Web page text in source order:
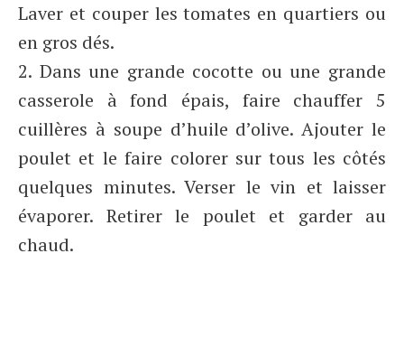
Laver et couper les tomates en quartiers ou
en gros dés.
2. Dans une grande cocotte ou une grande
casserole à fond épais, faire chauffer 5
cuillères à soupe d’huile d’olive. Ajouter le
poulet et le faire colorer sur tous les côtés
quelques minutes. Verser le vin et laisser
évaporer. Retirer le poulet et garder au
chaud.